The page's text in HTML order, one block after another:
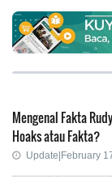
Mengenal Fakta
Hoaks atau Fakta?
Update|February